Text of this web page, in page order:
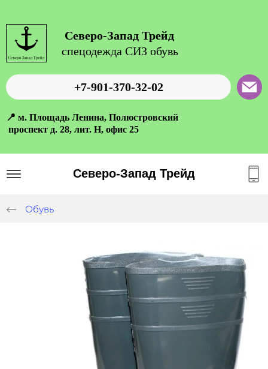
Северо-Запад Трейд
спецодежда СИЗ обувь
+7-901-370-32-02
📍 м. Площадь Ленина, Полюстровский
проспект д. 28, лит. Н, офис 25
Северо-Запад Трейд
Обувь